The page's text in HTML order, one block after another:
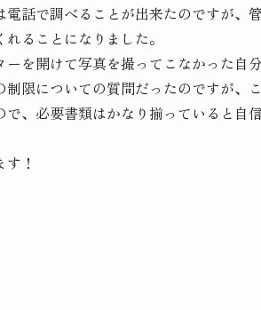
話で調べることが出来たのですが、
ることになりました。
を開けて写真を撮ってこなかった自
限についての質問だったのですが、
で、必要書類はかなり揃っていると
！